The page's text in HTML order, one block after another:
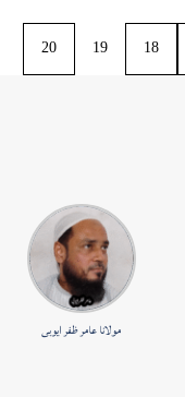
18
19
20
مولانا عامر ظفر ایوبی